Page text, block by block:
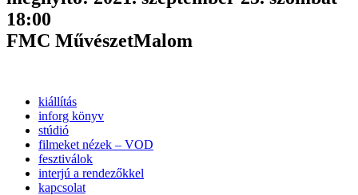
18:00
FMC MűvészetMalom
kiállítás
inforg könyv
stúdió
filmeket nézek – VOD
fesztiválok
interjú a rendezőkkel
kapcsolat